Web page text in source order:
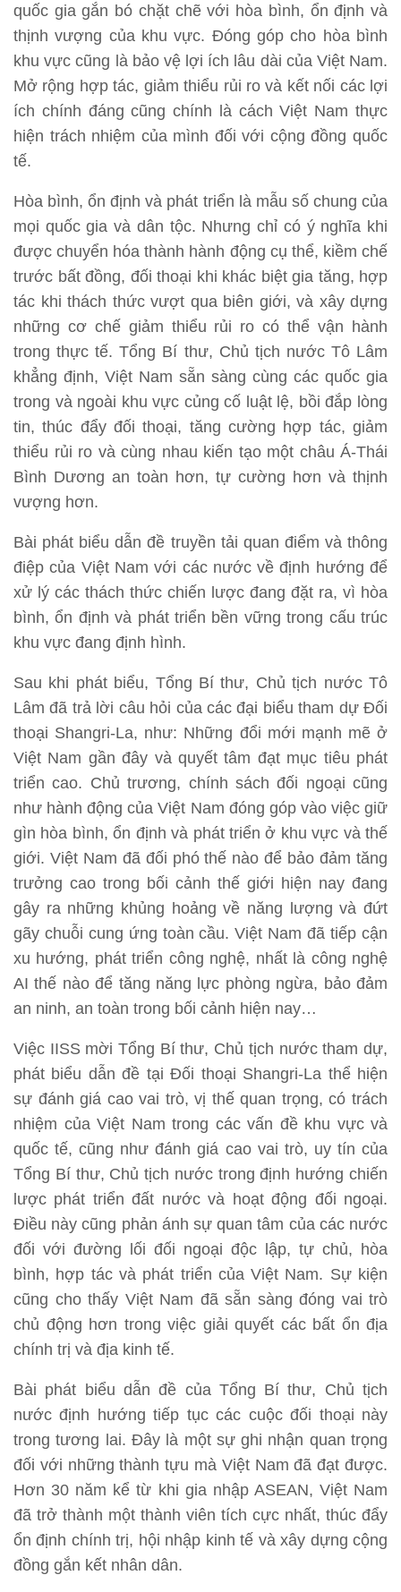
quốc gia gắn bó chặt chẽ với hòa bình, ổn định và
thịnh vượng của khu vực. Đóng góp cho hòa bình
khu vực cũng là bảo vệ lợi ích lâu dài của Việt Nam.
Mở rộng hợp tác, giảm thiểu rủi ro và kết nối các lợi
ích chính đáng cũng chính là cách Việt Nam thực
hiện trách nhiệm của mình đối với cộng đồng quốc
tế.
Hòa bình, ổn định và phát triển là mẫu số chung của
mọi quốc gia và dân tộc. Nhưng chỉ có ý nghĩa khi
được chuyển hóa thành hành động cụ thể, kiềm chế
trước bất đồng, đối thoại khi khác biệt gia tăng, hợp
tác khi thách thức vượt qua biên giới, và xây dựng
những cơ chế giảm thiểu rủi ro có thể vận hành
trong thực tế. Tổng Bí thư, Chủ tịch nước Tô Lâm
khẳng định, Việt Nam sẵn sàng cùng các quốc gia
trong và ngoài khu vực củng cố luật lệ, bồi đắp lòng
tin, thúc đẩy đối thoại, tăng cường hợp tác, giảm
thiểu rủi ro và cùng nhau kiến tạo một châu Á-Thái
Bình Dương an toàn hơn, tự cường hơn và thịnh
vượng hơn.
Bài phát biểu dẫn đề truyền tải quan điểm và thông
điệp của Việt Nam với các nước về định hướng để
xử lý các thách thức chiến lược đang đặt ra, vì hòa
bình, ổn định và phát triển bền vững trong cấu trúc
khu vực đang định hình.
Sau khi phát biểu, Tổng Bí thư, Chủ tịch nước Tô
Lâm đã trả lời câu hỏi của các đại biểu tham dự Ðối
thoại Shangri-La, như: Những đổi mới mạnh mẽ ở
Việt Nam gần đây và quyết tâm đạt mục tiêu phát
triển cao. Chủ trương, chính sách đối ngoại cũng
như hành động của Việt Nam đóng góp vào việc giữ
gìn hòa bình, ổn định và phát triển ở khu vực và thế
giới. Việt Nam đã đối phó thế nào để bảo đảm tăng
trưởng cao trong bối cảnh thế giới hiện nay đang
gây ra những khủng hoảng về năng lượng và đứt
gãy chuỗi cung ứng toàn cầu. Việt Nam đã tiếp cận
xu hướng, phát triển công nghệ, nhất là công nghệ
AI thế nào để tăng năng lực phòng ngừa, bảo đảm
an ninh, an toàn trong bối cảnh hiện nay…
Việc IISS mời Tổng Bí thư, Chủ tịch nước tham dự,
phát biểu dẫn đề tại Đối thoại Shangri-La thể hiện
sự đánh giá cao vai trò, vị thế quan trọng, có trách
nhiệm của Việt Nam trong các vấn đề khu vực và
quốc tế, cũng như đánh giá cao vai trò, uy tín của
Tổng Bí thư, Chủ tịch nước trong định hướng chiến
lược phát triển đất nước và hoạt động đối ngoại.
Điều này cũng phản ánh sự quan tâm của các nước
đối với đường lối đối ngoại độc lập, tự chủ, hòa
bình, hợp tác và phát triển của Việt Nam. Sự kiện
cũng cho thấy Việt Nam đã sẵn sàng đóng vai trò
chủ động hơn trong việc giải quyết các bất ổn địa
chính trị và địa kinh tế.
Bài phát biểu dẫn đề của Tổng Bí thư, Chủ tịch
nước định hướng tiếp tục các cuộc đối thoại này
trong tương lai. Đây là một sự ghi nhận quan trọng
đối với những thành tựu mà Việt Nam đã đạt được.
Hơn 30 năm kể từ khi gia nhập ASEAN, Việt Nam
đã trở thành một thành viên tích cực nhất, thúc đẩy
ổn định chính trị, hội nhập kinh tế và xây dựng cộng
đồng gắn kết nhân dân.